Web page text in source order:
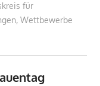
für
Wettbewerbe